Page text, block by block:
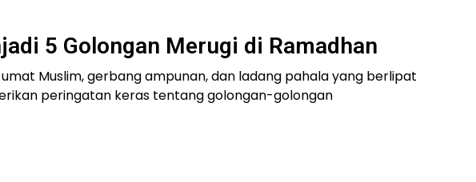
5 Golongan Merugi di Ramadhan
Muslim, gerbang ampunan, dan ladang pahala yang berlipat
peringatan keras tentang golongan-golongan